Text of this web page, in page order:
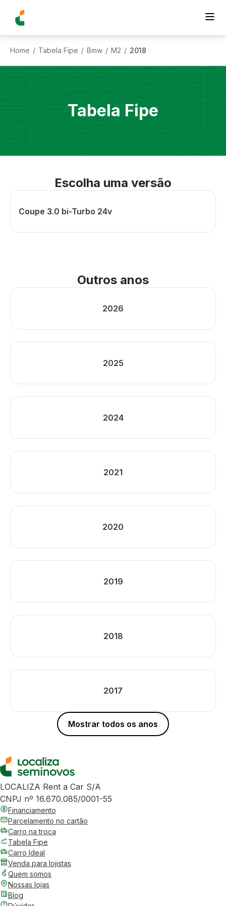
Home / Tabela Fipe / Bmw / M2 / 2018
Tabela Fipe
Escolha uma versão
Coupe 3.0 bi-Turbo 24v
Outros anos
2026
2025
2024
2021
2020
2019
2018
2017
Mostrar todos os anos
LOCALIZA Rent a Car S/A
CNPJ nº 16.670.085/0001-55
Financiamento
Parcelamento no cartão
Carro na troca
Tabela Fipe
Carro Ideal
Venda para lojistas
Quem somos
Nossas lojas
Blog